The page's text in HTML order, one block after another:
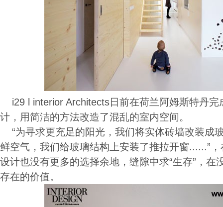
i29 l interior Architects日前在荷兰阿姆斯特丹完
计，用简洁的方法改造了混乱的室内空间。
“为寻求更充足的阳光，我们将实体砖墙改装成
鲜空气，我们给玻璃结构上安装了推拉开窗......”
设计也没有更多的选择余地，缝隙中求“生存”，在
存在的价值。